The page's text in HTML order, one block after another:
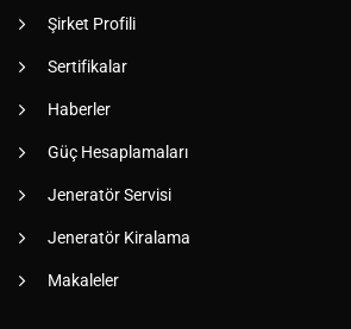
Şirket Profili
Sertifikalar
Haberler
Güç Hesaplamaları
Jeneratör Servisi
Jeneratör Kiralama
Makaleler